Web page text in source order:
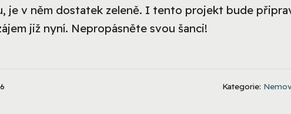
je v něm dostatek zeleně. I tento projekt bude
již nyní. Nepropásněte svou šanci!
Kategorie: